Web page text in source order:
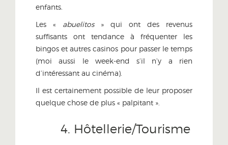
enfants.
Les « abuelitos» qui ont des revenus
suffisants ont tendance à fréquenter les
bingos et autres casinos pour passer le temps
(moi aussi le week-end s’il n’y a rien
d’intéressant au cinéma).
Il est certainement possible de leur proposer
quelque chose de plus « palpitant ».
4. Hôtellerie/Tourisme